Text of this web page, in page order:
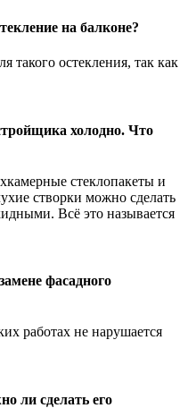
на балконе?
такого остекления, так как
холодно. Что
стеклопакеты и
створки можно сделать
Всё это называется
фасадного
работах не нарушается
ли сделать его